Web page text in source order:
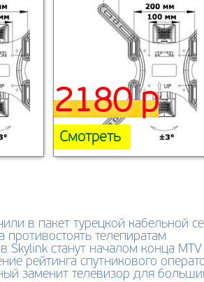
Смотреть
2180 р
в пакет турецкой кабельной
противостоять телепиратам
Skylink станут началом конца
рейтинга спутникового
заменит телевизор для